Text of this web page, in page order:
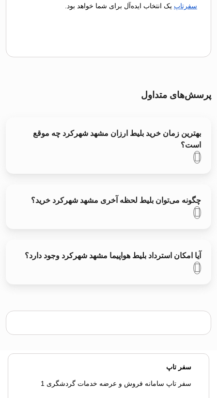
سفرتاپ یک انتخاب ایده‌آل برای شما خواهد بود.
پرسش‌های متداول
بهترین زمان خرید بلیط ارزان مشهد شهرکرد چه موقع
است؟
چگونه می‌توان بلیط لحظه آخری مشهد شهرکرد خرید؟
آیا امکان استرداد بلیط هواپیما مشهد شهرکرد وجود دارد؟
سفر تاپ
سفر تاپ سامانه فروش و عرضه خدمات گردشگری 1